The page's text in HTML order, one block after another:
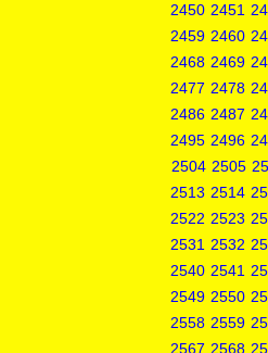
2450 2451
2459 2460
2468 2469
2477 2478
2486 2487
2495 2496
2504 2505
2513 2514
2522 2523
2531 2532
2540 2541
2549 2550
2558 2559
2567 2568